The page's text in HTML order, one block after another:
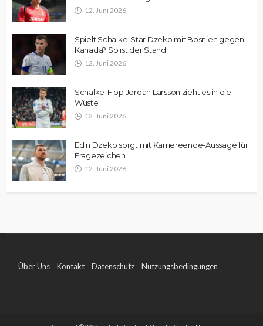
12. Juni 2026
Spielt Schalke-Star Dzeko mit Bosnien gegen
Kanada? So ist der Stand
12. Juni 2026
Schalke-Flop Jordan Larsson zieht es in die
Wüste
12. Juni 2026
Edin Dzeko sorgt mit Karriereende-Aussage für
Fragezeichen
12. Juni 2026
Über Uns Kontakt Datenschutz Nutzungsbedingungen